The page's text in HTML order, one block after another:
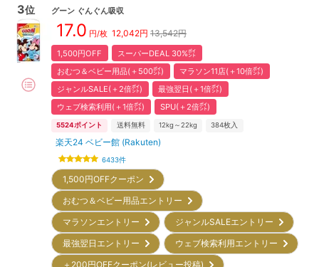
3位 グーン ぐんぐん吸収
17.0 円/枚 12,042円 13,542円
1,500円OFF
スーパーDEAL 30%㌽
おむつ＆ベビー用品(＋500㌽)
マラソン11店(＋10倍㌽)
ジャンルSALE(＋2倍㌽)
最強翌日(＋1倍㌽)
ウェブ検索利用(＋1倍㌽)
SPU(＋2倍㌽)
5524ポイント 送料無料 12kg～22kg 384枚入
楽天24 ベビー館 (Rakuten)
6433件
1,500円OFFクーポン
おむつ＆ベビー用品エントリー
マラソンエントリー
ジャンルSALEエントリー
最強翌日エントリー
ウェブ検索利用エントリー
＋200円OFFクーポン(レビュー投稿)